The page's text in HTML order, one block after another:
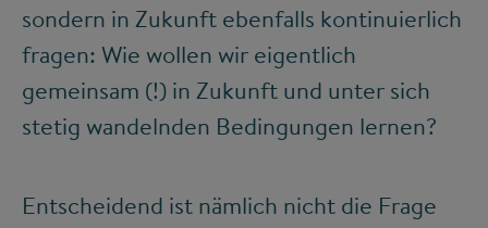
sondern in Zukunft ebenfalls kontinuierlich
fragen: Wie wollen wir eigentlich
gemeinsam (!) in Zukunft und unter sich
stetig wandelnden Bedingungen lernen?
Entscheidend ist nämlich nicht die Frage